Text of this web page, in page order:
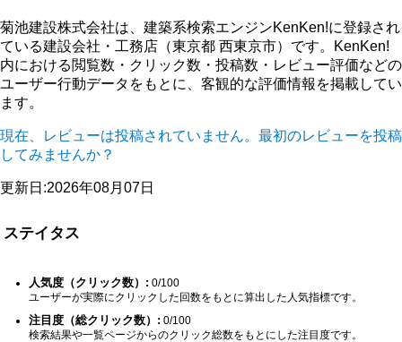
菊池建設株式会社は、建築系検索エンジンKenKen!に登録され
ている建設会社・工務店（東京都 西東京市）です。KenKen!
内における閲覧数・クリック数・投稿数・レビュー評価などの
ユーザー行動データをもとに、客観的な評価情報を掲載してい
ます。
現在、レビューは投稿されていません。最初のレビューを投稿
してみませんか？
更新日:2026年08月07日
ステイタス
人気度（クリック数）: 0/100
ユーザーが実際にクリックした回数をもとに算出した人気指標です。
注目度（総クリック数）: 0/100
検索結果や一覧ページからのクリック総数をもとにした注目度です。